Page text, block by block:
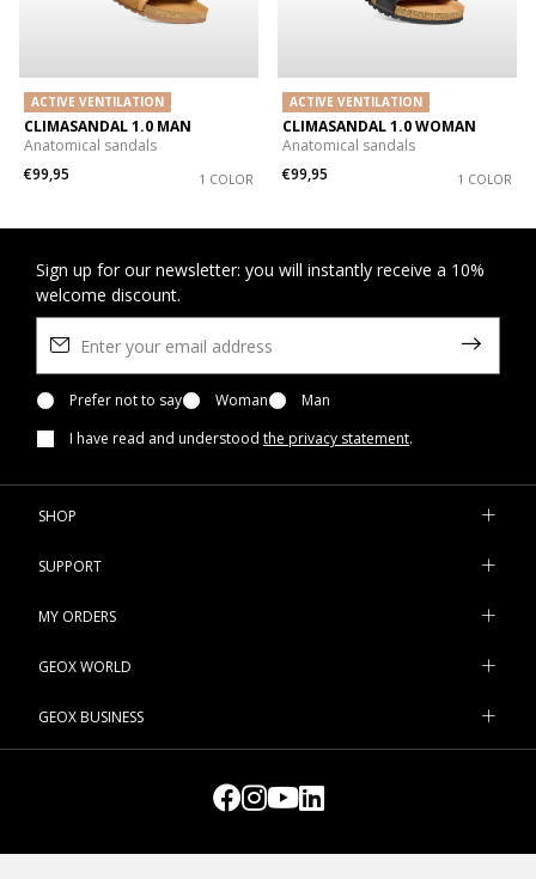
ACTIVE VENTILATION
CLIMASANDAL 1.0 MAN
Anatomical sandals
€99,95
1 COLOR
ACTIVE VENTILATION
CLIMASANDAL 1.0 WOMAN
Anatomical sandals
€99,95
1 COLOR
Sign up for our newsletter: you will instantly receive a 10%
welcome discount.
Prefer not to say Woman
Man
I have read and understood the privacy statement.
SHOP
SUPPORT
MY ORDERS
GEOX WORLD
GEOX BUSINESS